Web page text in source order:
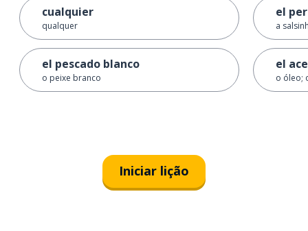
cualquier
qualquer
el pescado blanco
o peixe branco
el
a
el
o óleo;
Iniciar lição